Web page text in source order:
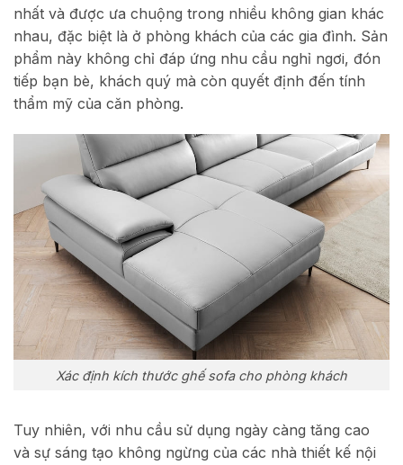
nhất và được ưa chuộng trong nhiều không gian khác
nhau, đặc biệt là ở phòng khách của các gia đình. Sản
phẩm này không chỉ đáp ứng nhu cầu nghỉ ngơi, đón
tiếp bạn bè, khách quý mà còn quyết định đến tính
thẩm mỹ của căn phòng.
Xác định kích thước ghế sofa cho phòng khách
Tuy nhiên, với nhu cầu sử dụng ngày càng tăng cao
và sự sáng tạo không ngừng của các nhà thiết kế nội